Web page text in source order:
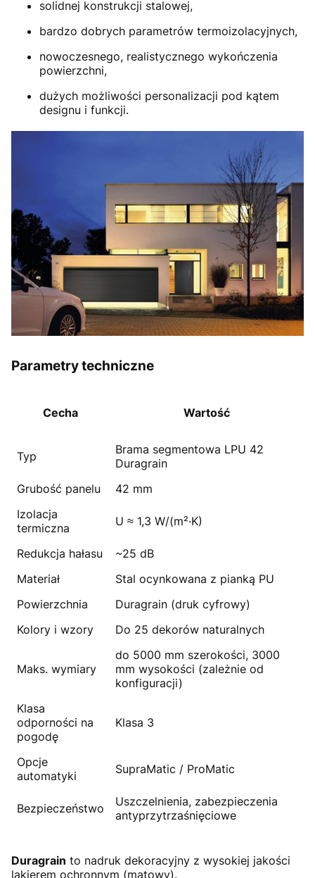
solidnej konstrukcji stalowej,
bardzo dobrych parametrów termoizolacyjnych,
nowoczesnego, realistycznego wykończenia
powierzchni,
dużych możliwości personalizacji pod kątem
designu i funkcji.
Parametry techniczne
Cecha Wartość
Typ
Brama segmentowa LPU 42
Duragrain
Grubość panelu
42 mm
Izolacja
termiczna
U ≈ 1,3 W/(m²·K)
Redukcja hałasu
~25 dB
Materiał
Stal ocynkowana z pianką PU
Powierzchnia
Duragrain (druk cyfrowy)
Kolory i wzory
Do 25 dekorów naturalnych
Maks. wymiary
do 5000 mm szerokości, 3000
mm wysokości (zależnie od
konfiguracji)
Klasa
odporności na
pogodę
Klasa 3
Opcje
automatyki
SupraMatic / ProMatic
Bezpieczeństwo
Uszczelnienia, zabezpieczenia
antyprzytrzaśnięciowe
Duragrain to nadruk dekoracyjny z wysokiej jakości
lakierem ochronnym (matowy).